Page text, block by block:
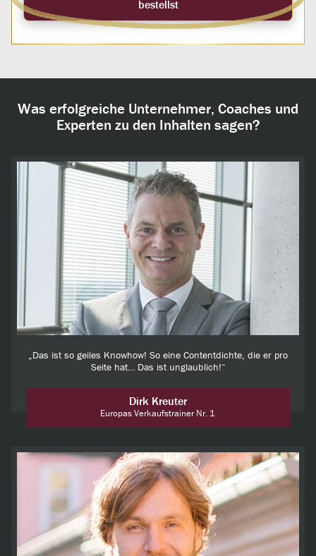
bestellst
Was erfolgreiche Unternehmer, Coaches und
Experten zu den Inhalten sagen?
„Das ist so geiles Knowhow! So eine Contentdichte, die er pro
Seite hat… Das ist unglaublich!“
Dirk Kreuter
Europas Verkaufstrainer Nr. 1